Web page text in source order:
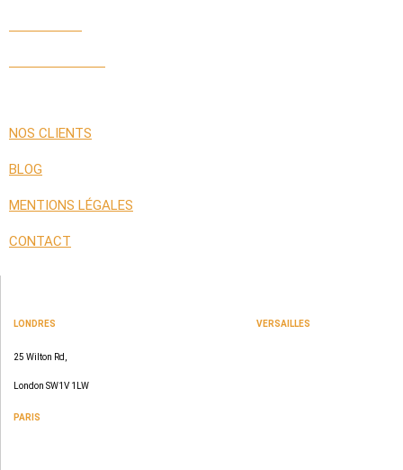
NOS CLIENTS
BLOG
MENTIONS LÉGALES
CONTACT
LONDRES
VERSAILLES
25 Wilton Rd,
London SW1V 1LW
PARIS